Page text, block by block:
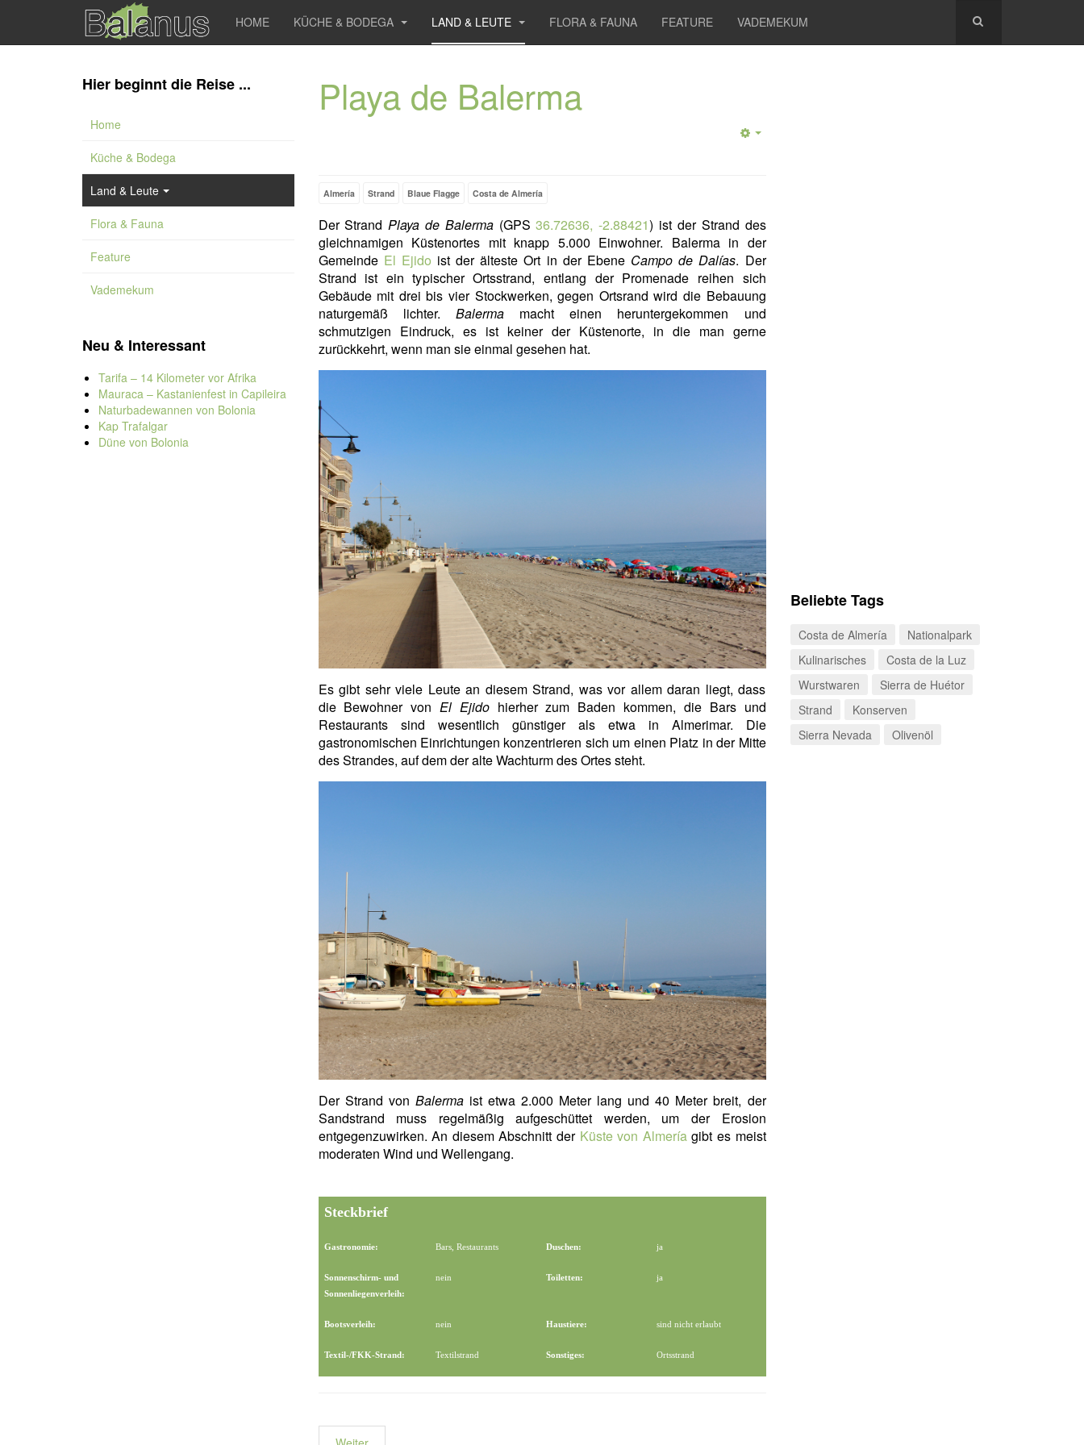
HOME KÜCHE & BODEGA LAND & LEUTE FLORA & FAUNA FEATURE VADEMEKUM
Playa de Balerma
Almería Strand Blaue Flagge Costa de Almería
Der StrandPlaya de Balerma (GPS36.72636, -2.88421) ist der Strand des
gleichnamigen Küstenortes mit knapp 5.000 Einwohner. Balerma in der
Gemeinde El Ejido ist der älteste Ort in der Ebene Campo de Dalías. Der
Strand ist ein typischer Ortsstrand, entlang der Promenade reihen sich
Gebäude mit drei bis vier Stockwerken, gegen Ortsrand wird die Bebauung
naturgemäß lichter. Balermamacht einen heruntergekommen und
schmutzigen Eindruck, es ist keiner der Küstenorte, in die man gerne
zurückkehrt, wenn man sie einmal gesehen hat.
Es gibt sehr viele Leute an diesem Strand, was vor allem daran liegt, dass
die Bewohner von El Ejidohierher zum Baden kommen, die Bars und
Restaurants sind wesentlich günstiger als etwa in Almerimar. Die
gastronomischen Einrichtungen konzentrieren sich um einen Platz in der Mitte
des Strandes, auf dem der alte Wachturm des Ortes steht.
Der Strand von Balermaist etwa 2.000 Meter lang und 40 Meter breit, der
Sandstrand muss regelmäßig aufgeschüttet werden, um der Erosion
entgegenzuwirken. An diesem Abschnitt der Küste von Almeríagibt es meist
moderaten Wind und Wellengang.
Steckbrief
Gastronomie: Bars, Restaurants Duschen: ja
Sonnenschirm- und
Sonnenliegenverleih:
nein Toiletten: ja
Bootsverleih: nein Haustiere: sind nicht erlaubt
Textil-/FKK-Strand: Textilstrand Sonstiges: Ortsstrand
Hier beginnt die Reise ...
Home
Küche & Bodega
Land & Leute
Flora & Fauna
Feature
Vademekum
Neu & Interessant
Tarifa – 14 Kilometer vor Afrika
Mauraca – Kastanienfest in Capileira
Naturbadewannen von Bolonia
Kap Trafalgar
Düne von Bolonia
Beliebte Tags
Costa de Almería
Nationalpark
Kulinarisches
Costa de la Luz
Wurstwaren
Sierra de Huétor
Strand
Konserven
Sierra Nevada
Olivenöl